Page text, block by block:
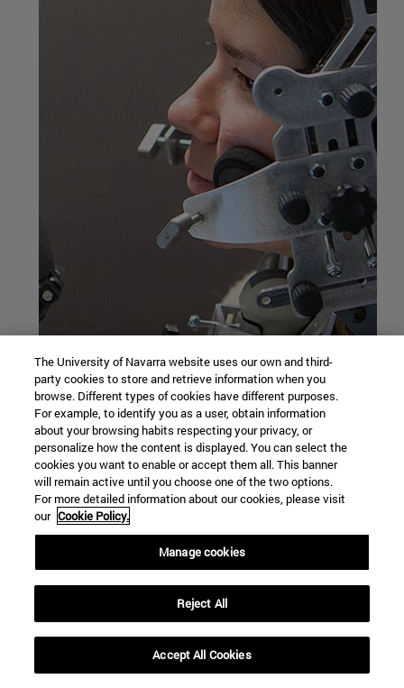
SOLICITAR INFORMACION
DIPLOMA EN INTELIGENCIA ARTIFICIAL,
TECNOLOGÍA Y ÉTICA (IATE)
Un programa pionero en España que
capacita a los estudiantes para liderar el
impacto de la digitalización desde una visión
formación interdisciplinar, analizan los retos
de la inteligencia artificial y las nuevas
tecnologías, adquiriendo herramientas
críticas para orientar el progreso tecnológico
The University of Navarra website uses our own and third-
party cookies to store and retrieve information when you
browse. Different types of cookies have different purposes.
For example, to identify you as a user, obtain information
about your browsing habits respecting your privacy, or
personalize how the content is displayed. You can select the
cookies you want to enable or accept them all. This banner
will remain active until you choose one of the two options.
For more detailed information about our cookies, please visit
our Cookie Policy.
Manage cookies
Reject All
Accept All Cookies